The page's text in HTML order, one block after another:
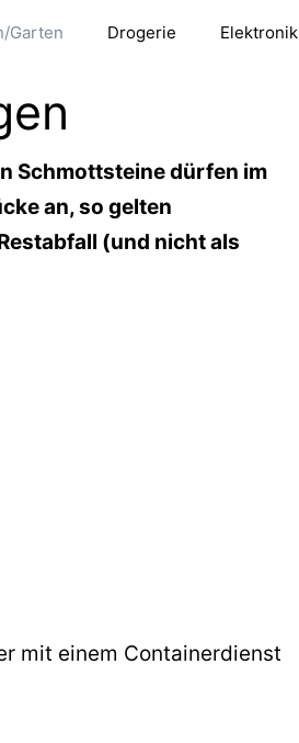
Garten Drogerie Elektronik
Schmottsteine dürfen im
an, so gelten
(und nicht als
mit einem Containerdienst